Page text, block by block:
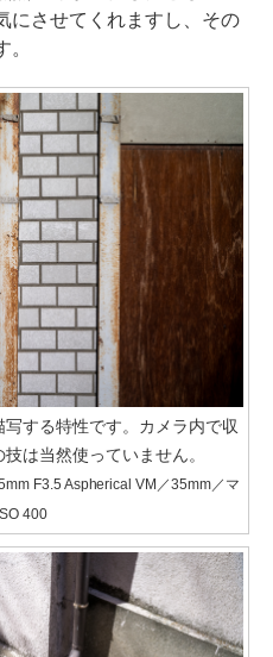
にさせてくれますし、その
する特性です。カメラ内で収
は当然使っていません。
F3.5 Aspherical VM／35mm／マ
400